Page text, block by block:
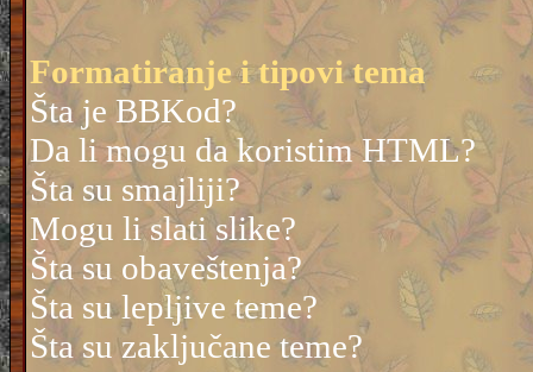
Formatiranje i tipovi tema
Šta je BBKod?
Da li mogu da koristim HTML?
Šta su smajliji?
Mogu li slati slike?
Šta su obaveštenja?
Šta su lepljive teme?
Šta su zaključane teme?